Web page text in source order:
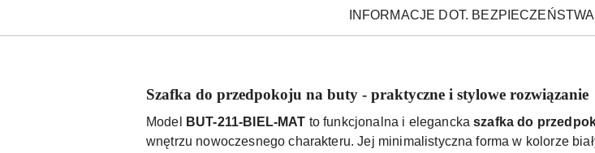
INFORMACJE DOT. BEZPIECZEŃSTWA
Szafka do przedpokoju na buty - praktyczne i stylowe rozwiązanie
Model BUT-211-BIEL-MAT to funkcjonalna i eleganckaszafka do
wnętrzu nowoczesnego charakteru. Jej minimalistyczna forma w kolorze